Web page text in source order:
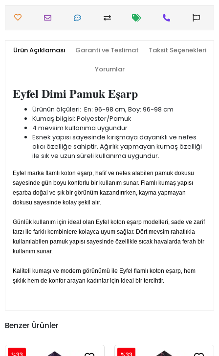
Ürün Açıklaması Garanti ve Teslimat Taksit Seçenekleri
Yorumlar
Eyfel Dimi Pamuk Eşarp
Ürünün ölçüleri: En: 96-98 cm, Boy: 96-98 cm
Kumaş bilgisi: Polyester/Pamuk
4 mevsim kullanıma uygundur
Esnek yapısı sayesinde kırışmaya dayanıklı ve nefes
alıcı özelliğe sahiptir. Ağırlık yapmayan kumaş özelliği
ile sık ve uzun süreli kullanıma uygundur.
Eyfel marka flamlı koton eşarp, hafif ve nefes alabilen pamuk dokusu
sayesinde gün boyu konforlu bir kullanım sunar. Flamlı kumaş yapısı
eşarba doğal ve şık bir görünüm kazandırırken, kayma yapmayan
dokusu sayesinde kolay şekil alır.
Günlük kullanım için ideal olan Eyfel koton eşarp modelleri, sade ve zarif
tarzı ile farklı kombinlere kolayca uyum sağlar. Dört mevsim rahatlıkla
kullanılabilen pamuk yapısı sayesinde özellikle sıcak havalarda ferah bir
kullanım sunar.
Kaliteli kumaşı ve modern görünümü ile Eyfel flamlı koton eşarp, hem
şıklık hem de konfor arayan kadınlar için ideal bir tercihtir.
Benzer Ürünler